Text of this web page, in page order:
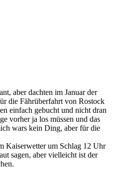
aber dachten im Januar der
die Fährüberfahrt von Rostock
einfach gebucht und nicht dran
vorher ja los müssen und das
wars kein Ding, aber für die
Kaiserwetter um Schlag 12 Uhr
sagen, aber vielleicht ist der